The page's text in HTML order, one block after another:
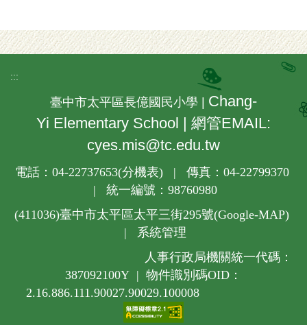
:::
臺中市太平區長億國民小學 | Chang-
Yi Elementary School | 網管EMAIL:
cyes.mis@tc.edu.tw
電話：04-22737653(分機表) | 傳真：04-22799370
| 統一編號：98760980
(411036)臺中市太平區太平三街295號(Google-MAP)
| 系統管理
人事行政局機關統一代碼：
387092100Y | 物件識別碼OID：
2.16.886.111.90027.90029.100008